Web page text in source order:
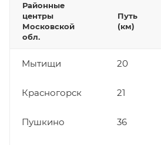
Районные
центры
Московской
обл.
Путь
(км)
Мытищи 20
Красногорск 21
Пушкино 36